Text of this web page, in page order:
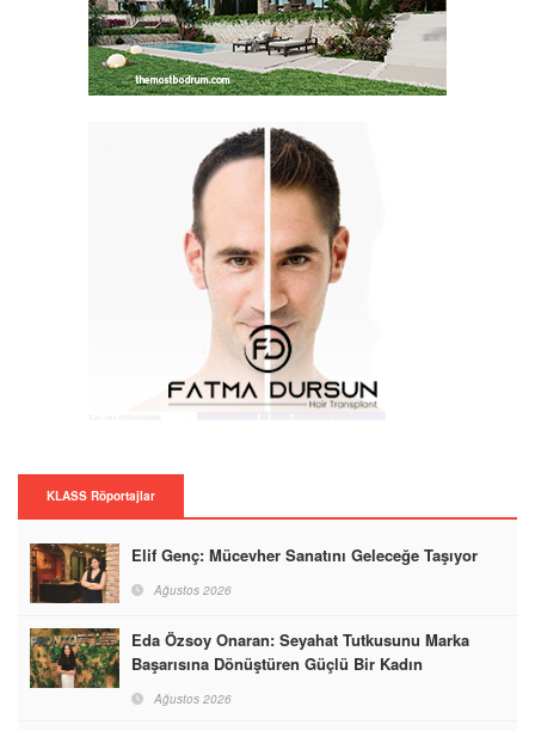
KLASS Röportajlar
Elif Genç: Mücevher Sanatını Geleceğe Taşıyor
Ağustos 2026
Eda Özsoy Onaran: Seyahat Tutkusunu Marka
Başarısına Dönüştüren Güçlü Bir Kadın
Ağustos 2026